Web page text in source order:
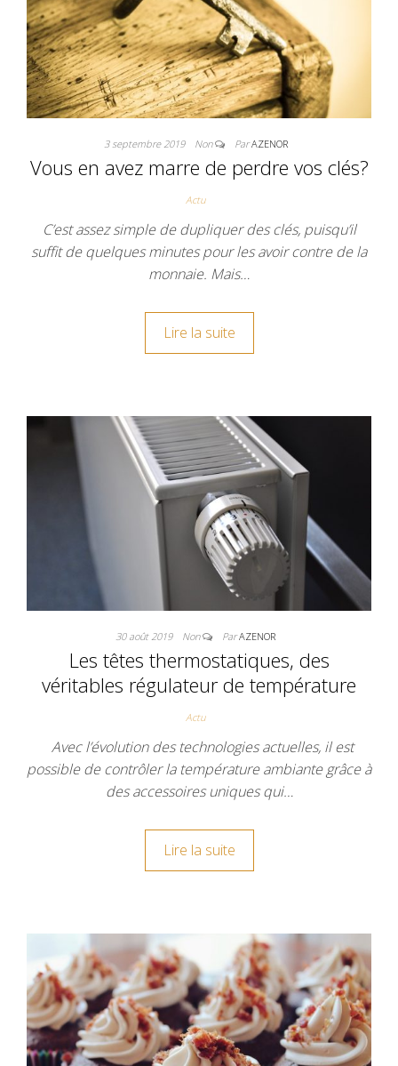
3 septembre 2019 Non ParAZENOR
Vous en avez marre de perdre vos clés?
Actu
C’est assez simple de dupliquer des clés, puisqu’il
suffit de quelques minutes pour les avoir contre de la
monnaie. Mais…
Lire la suite
30 août 2019 Non ParAZENOR
Les têtes thermostatiques, des
véritables régulateur de température
Actu
Avec l’évolution des technologies actuelles, il est
possible de contrôler la température ambiante grâce à
des accessoires uniques qui…
Lire la suite